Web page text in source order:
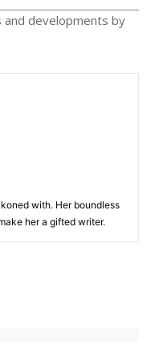
developments by
with. Her boundless
her a gifted writer.